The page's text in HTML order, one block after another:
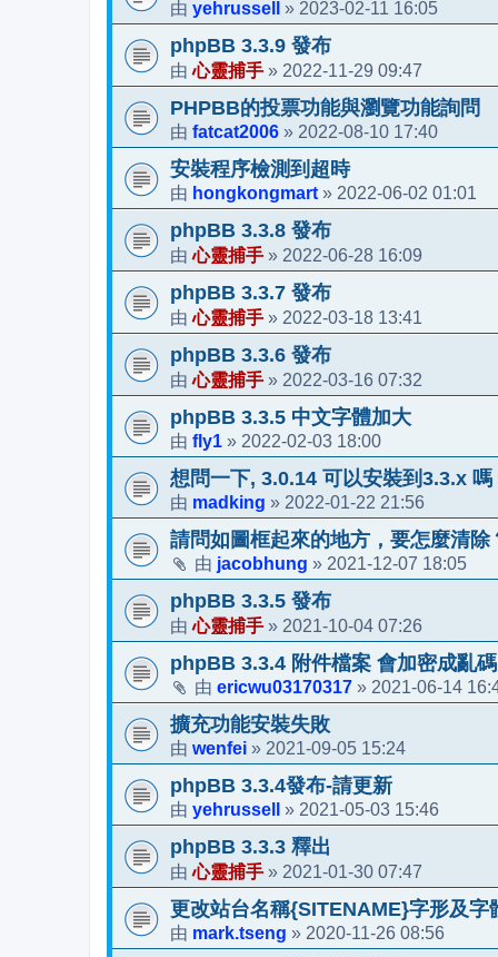
由 yehrussell » 2023-02-11 16:05
phpBB 3.3.9 發布
由心靈捕手 » 2022-11-29 09:47
PHPBB的投票功能與瀏覽功能詢問
由 fatcat2006 » 2022-08-10 17:40
安裝程序檢測到超時
由 hongkongmart » 2022-06-02 01:01
phpBB 3.3.8 發布
由心靈捕手 » 2022-06-28 16:09
phpBB 3.3.7 發布
由心靈捕手 » 2022-03-18 13:41
phpBB 3.3.6 發布
由心靈捕手 » 2022-03-16 07:32
phpBB 3.3.5 中文字體加大
由 fly1 » 2022-02-03 18:00
想問一下, 3.0.14 可以安裝到3.3.x 嗎
由 madking » 2022-01-22 21:56
請問如圖框起來的地方，要怎麼清除
由 jacobhung » 2021-12-07 18:05
phpBB 3.3.5 發布
由心靈捕手 » 2021-10-04 07:26
phpBB 3.3.4 附件檔案 會加密成亂碼
由 ericwu03170317 » 2021-06-14
擴充功能安裝失敗
由 wenfei » 2021-09-05 15:24
phpBB 3.3.4發布-請更新
由 yehrussell » 2021-05-03 15:46
phpBB 3.3.3 釋出
由心靈捕手 » 2021-01-30 07:47
更改站台名稱{SITENAME}字形及字
由 mark.tseng » 2020-11-26 08:56